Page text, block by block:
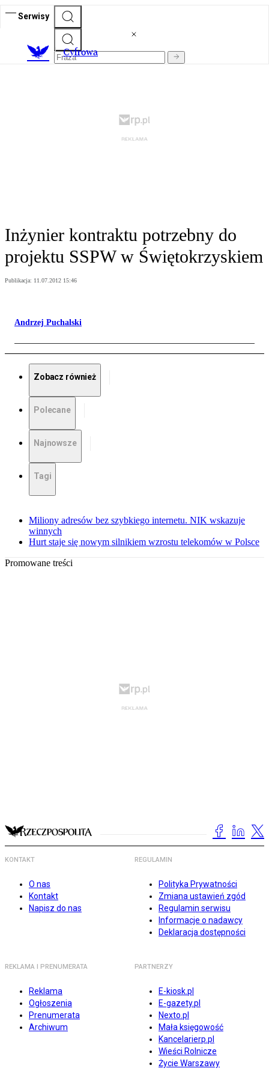
Serwisy
Cyfrowa
Inżynier kontraktu potrzebny do
projektu SSPW w Świętokrzyskiem
Publikacja: 11.07.2012 15:46
Andrzej Puchalski
Zobacz również
Polecane
Najnowsze
Tagi
Miliony adresów bez szybkiego internetu. NIK wskazuje
winnych
Hurt staje się nowym silnikiem wzrostu telekomów w Polsce
Promowane treści
KONTAKT
O nas
Kontakt
Napisz do nas
REGULAMIN
Polityka Prywatności
Zmiana ustawień zgód
Regulamin serwisu
Informacje o nadawcy
Deklaracja dostępności
REKLAMA I PRENUMERATA
Reklama
Ogłoszenia
Prenumerata
Archiwum
PARTNERZY
E-kiosk.pl
E-gazety.pl
Nexto.pl
Mała księgowość
Kancelarierp.pl
Wieści Rolnicze
Życie Warszawy